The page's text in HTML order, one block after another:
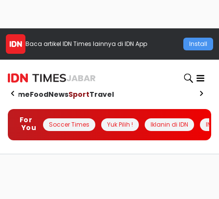
Baca artikel IDN Times lainnya di IDN App Install
JABAR
HomeFoodNewsSportTravel
For
You
Soccer Times Yuk Pilih ! Iklanin di IDN